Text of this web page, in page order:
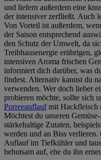
und liefern außerdem eine
der intensiver zerfließt. Auch
Von Vorteil ist außerdem,
der Saison entsprechend
den Schutz der Umwelt, da
Treibhausenergie erübrigen,
intensiven Aroma frischen
informiert dich darüber, was
findest. Alternativ kannst du
verwenden. Wer doch lieber
probieren möchte, sollte sich
Porreeauflaufmit Hackfleisch
Möchtest du unseren
stärkehaltige Zutaten,
werden und an Biss verlieren.
Auflauf im Tiefkühler und
behutsam auf, ehe du ihn